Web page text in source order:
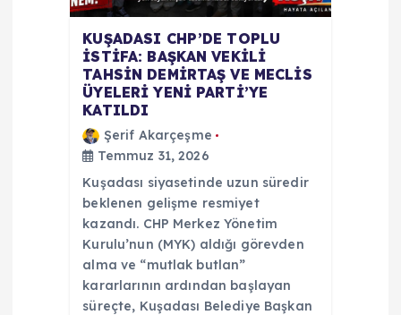
KUŞADASI CHP’DE TOPLU
İSTİFA: BAŞKAN VEKİLİ
TAHSİN DEMİRTAŞ VE MECLİS
ÜYELERİ YENİ PARTİ’YE
KATILDI
Şerif Akarçeşme
Temmuz 31, 2026
Kuşadası siyasetinde uzun süredir
beklenen gelişme resmiyet
kazandı. CHP Merkez Yönetim
Kurulu’nun (MYK) aldığı görevden
alma ve “mutlak butlan”
kararlarının ardından başlayan
süreçte, Kuşadası Belediye Başkan